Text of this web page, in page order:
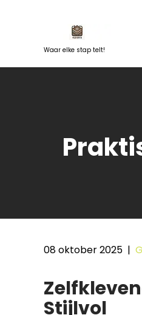
Waar elke stap telt!
08 oktober 2025 |
Stijlvol